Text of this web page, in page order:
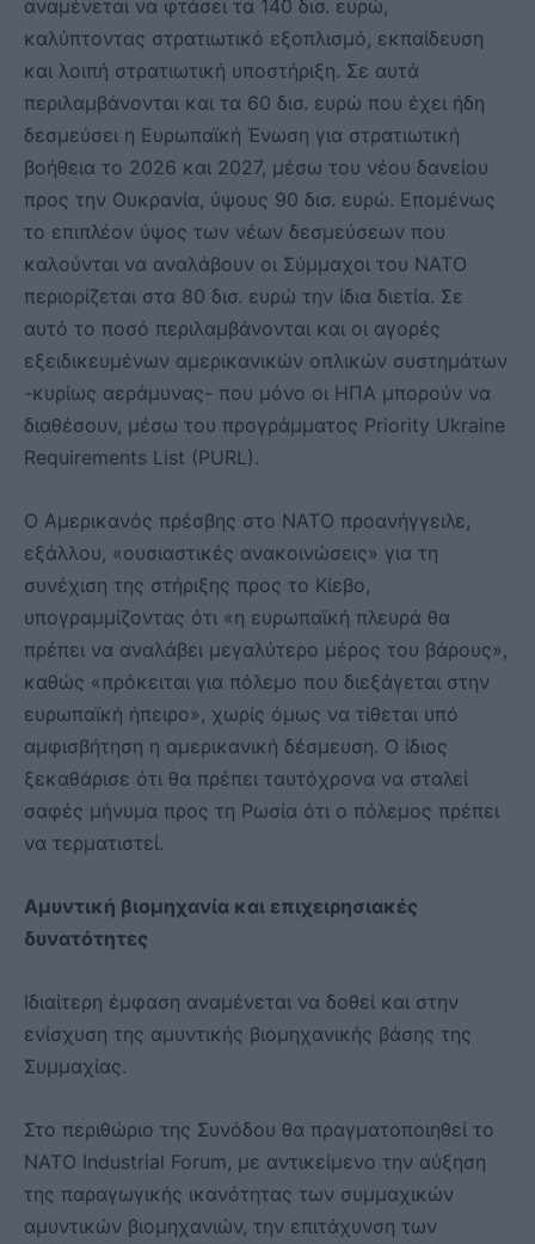
αναμένεται να φτάσει τα 140 δισ. ευρώ,
καλύπτοντας στρατιωτικό εξοπλισμό, εκπαίδευση
και λοιπή στρατιωτική υποστήριξη. Σε αυτά
περιλαμβάνονται και τα 60 δισ. ευρώ που έχει ήδη
δεσμεύσει η Ευρωπαϊκή Ένωση για στρατιωτική
βοήθεια το 2026 και 2027, μέσω του νέου δανείου
προς την Ουκρανία, ύψους 90 δισ. ευρώ. Επομένως
το επιπλέον ύψος των νέων δεσμεύσεων που
καλούνται να αναλάβουν οι Σύμμαχοι του ΝΑΤΟ
περιορίζεται στα 80 δισ. ευρώ την ίδια διετία. Σε
αυτό το ποσό περιλαμβάνονται και οι αγορές
εξειδικευμένων αμερικανικών οπλικών συστημάτων
-κυρίως αεράμυνας- που μόνο οι ΗΠΑ μπορούν να
διαθέσουν, μέσω του προγράμματος Priority Ukraine
Requirements List (PURL).
Ο Αμερικανός πρέσβης στο ΝΑΤΟ προανήγγειλε,
εξάλλου, «ουσιαστικές ανακοινώσεις» για τη
συνέχιση της στήριξης προς το Κίεβο,
υπογραμμίζοντας ότι «η ευρωπαϊκή πλευρά θα
πρέπει να αναλάβει μεγαλύτερο μέρος του βάρους»,
καθώς «πρόκειται για πόλεμο που διεξάγεται στην
ευρωπαϊκή ήπειρο», χωρίς όμως να τίθεται υπό
αμφισβήτηση η αμερικανική δέσμευση. Ο ίδιος
ξεκαθάρισε ότι θα πρέπει ταυτόχρονα να σταλεί
σαφές μήνυμα προς τη Ρωσία ότι ο πόλεμος πρέπει
να τερματιστεί.
Αμυντική βιομηχανία και επιχειρησιακές
δυνατότητες
Ιδιαίτερη έμφαση αναμένεται να δοθεί και στην
ενίσχυση της αμυντικής βιομηχανικής βάσης της
Συμμαχίας.
Στο περιθώριο της Συνόδου θα πραγματοποιηθεί το
NATO Industrial Forum, με αντικείμενο την αύξηση
της παραγωγικής ικανότητας των συμμαχικών
αμυντικών βιομηχανιών, την επιτάχυνση των